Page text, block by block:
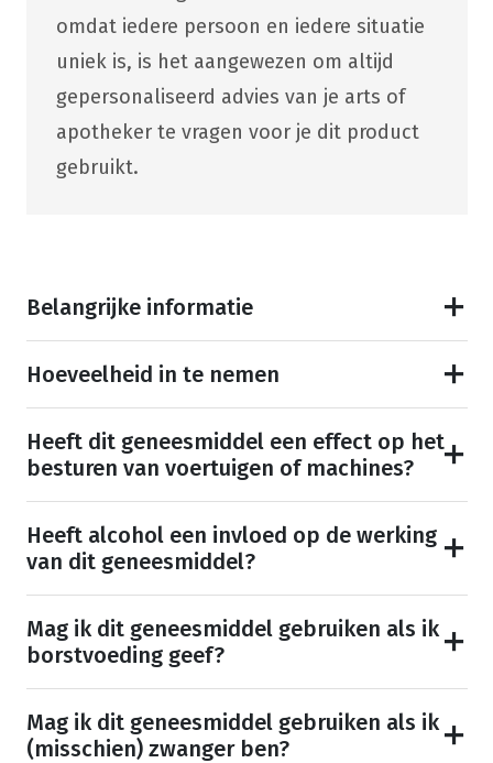
omdat iedere persoon en iedere situatie
uniek is, is het aangewezen om altijd
gepersonaliseerd advies van je arts of
apotheker te vragen voor je dit product
gebruikt.
Belangrijke informatie
Hoeveelheid in te nemen
Heeft dit geneesmiddel een effect op het
besturen van voertuigen of machines?
Heeft alcohol een invloed op de werking
van dit geneesmiddel?
Mag ik dit geneesmiddel gebruiken als ik
borstvoeding geef?
Mag ik dit geneesmiddel gebruiken als ik
(misschien) zwanger ben?